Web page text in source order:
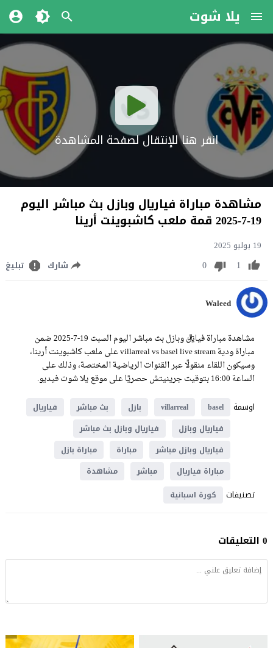
يلا شوت
انقر هنا للإنتقال لصفحة المشاهدة
مشاهدة مباراة فياريال وبازل بث مباشر اليوم
19-7-2025 قمة ملعب كاشبوينت أرينا
19 يوليو 2025
1
0 شارك تبليغ
Waleed
مشاهدة مباراة فياريال وبازل بث مباشر اليوم السبت 19-7-2025 ضمن
مباراة ودية villarreal vs basel live stream على ملعب كاشبوينت أرينا،
وسيكون اللقاء منقولًا عبر القنوات الرياضية المختصة، وذلك على
الساعة 16:00 بتوقيت جرينيتش حصريًا على موقع يلا شوت فيديو.
اوسمة
basel
villarreal بازل بث مباشر
فياريال
فياريال وبازل
فياريال وبازل بث مباشر
فياريال وبازل مباشر
مباراة
مباراة بازل
مباراة فياريال
مباشر مشاهدة
تصنيفات كورة اسبانية
0 التعليقات